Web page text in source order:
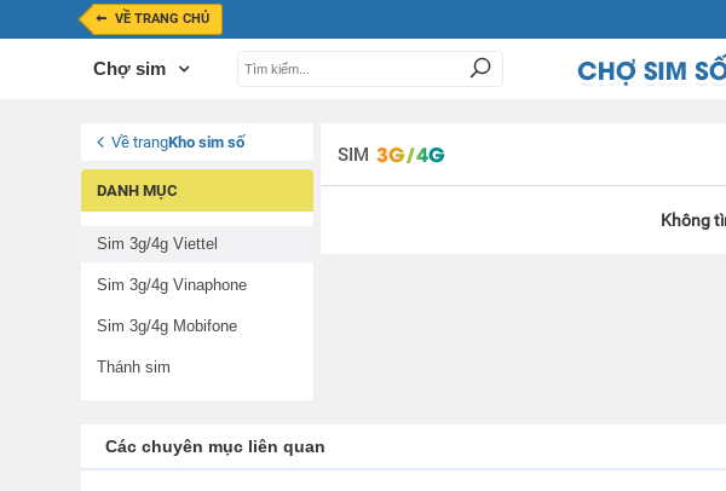
VỀ TRANG CHỦ
Chợ sim
Về trangKho sim số
DANH MỤC
Sim 3g/4g Viettel
Sim 3g/4g Vinaphone
Sim 3g/4g Mobifone
Thánh sim
SIM
Không
Các chuyên mục liên quan